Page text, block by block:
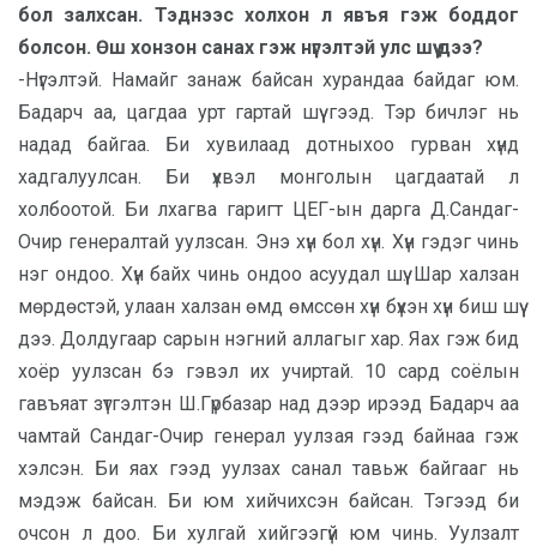
бол залхсан. Тэднээс холхон л явъя гэж боддог
болсон. Өш хонзон санах гэж нүгэлтэй улс шүү дээ?
-Нүгэлтэй. Намайг занаж байсан хурандаа байдаг юм.
Бадарч аа, цагдаа урт гартай шүү гээд. Тэр бичлэг нь
надад байгаа. Би хувилаад дотныхоо гурван хүнд
хадгалуулсан. Би үхвэл монголын цагдаатай л
холбоотой. Би лхагва гаригт ЦЕГ-ын дарга Д.Сандаг-
Очир генералтай уулзсан. Энэ хүн бол хүн. Хүн гэдэг чинь
нэг ондоо. Хүн байх чинь ондоо асуудал шүү. Шар халзан
мөрдөстэй, улаан халзан өмд өмссөн хүн бүхэн хүн биш шүү
дээ. Долдугаар сарын нэгний аллагыг хар. Яах гэж бид
хоёр уулзсан бэ гэвэл их учиртай. 10 сард соёлын
гавъяат зүтгэлтэн Ш.Гүрбазар над дээр ирээд Бадарч аа
чамтай Сандаг-Очир генерал уулзая гээд байнаа гэж
хэлсэн. Би яах гээд уулзах санал тавьж байгааг нь
мэдэж байсан. Би юм хийчихсэн байсан. Тэгээд би
очсон л доо. Би хулгай хийгээгүй юм чинь. Уулзалт